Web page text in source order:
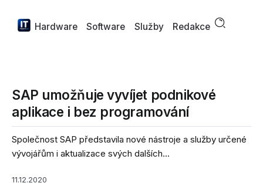
Hardware Software Služby Redakce
SAP umožňuje vyvíjet podnikové
aplikace i bez programování
Společnost SAP představila nové nástroje a služby určené
vývojářům i aktualizace svých dalších...
11.12.2020